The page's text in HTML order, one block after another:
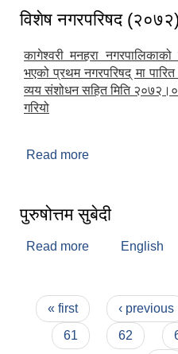
विशेष नगरपरिषद (२०७२)
कागेश्वरी मनहरा
भएको प्रथम नगरपरिषद् मा
व्यय संशोधन सहित मिति
गरियो
Read more
पुरुषोत्तम सुबेदी
Read more about पुरुषोत्तम
English
Pages
« first ‹ previous
61
62